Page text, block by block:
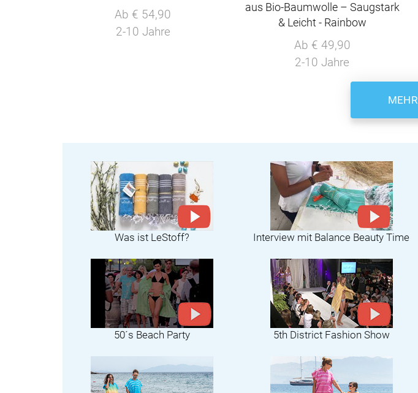
Ab € 54,90
2-10 Jahre
aus Bio-Baumwolle – Saugstark
& Leicht - Rainbow
Ab € 49,90
2-10 Jahre
MEHR
Was ist LeStoff? Interview mit Balance Beauty Time
50´s Beach Party 5th District Fashion Show